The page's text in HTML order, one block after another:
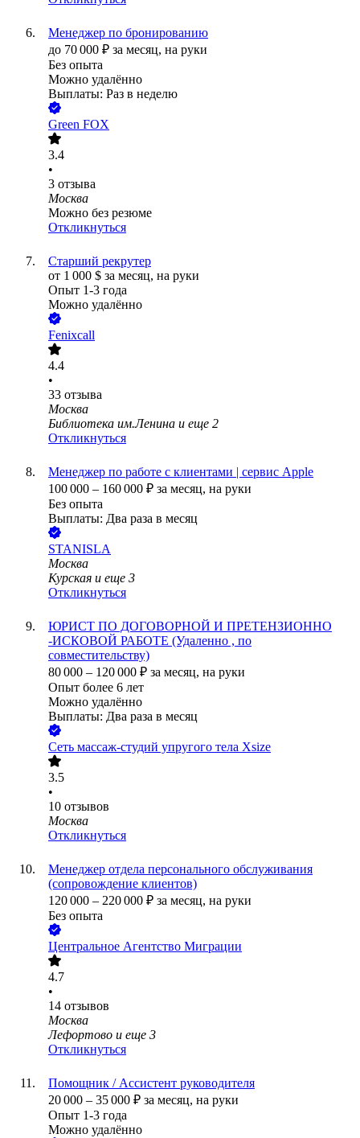
Менеджер по бронированию
до 70 000 ₽ за месяц, на руки
Без опыта
Можно удалённо
Выплаты: Раз в неделю
Green FOX
3.4
•
3 отзыва
Москва
Можно без резюме
Откликнуться
Старший рекрутер
от 1 000 $ за месяц, на руки
Опыт 1-3 года
Можно удалённо
Fenixcall
4.4
•
33 отзыва
Москва
Библиотека им.Ленина и еще 2
Откликнуться
Менеджер по работе с клиентами | сервис Apple
100 000 – 160 000 ₽ за месяц, на руки
Без опыта
Выплаты: Два раза в месяц
STANISLA
Москва
Курская и еще 3
Откликнуться
ЮРИСТ ПО ДОГОВОРНОЙ И ПРЕТЕНЗИОННО
-ИСКОВОЙ РАБОТЕ (Удаленно , по
совместительству)
80 000 – 120 000 ₽ за месяц, на руки
Опыт более 6 лет
Можно удалённо
Выплаты: Два раза в месяц
Сеть массаж-студий упругого тела Xsize
3.5
•
10 отзывов
Москва
Откликнуться
Менеджер отдела персонального обслуживания
(сопровождение клиентов)
120 000 – 220 000 ₽ за месяц, на руки
Без опыта
Центральное Агентство Миграции
4.7
•
14 отзывов
Москва
Лефортово и еще 3
Откликнуться
Помощник / Ассистент руководителя
20 000 – 35 000 ₽ за месяц, на руки
Опыт 1-3 года
Можно удалённо